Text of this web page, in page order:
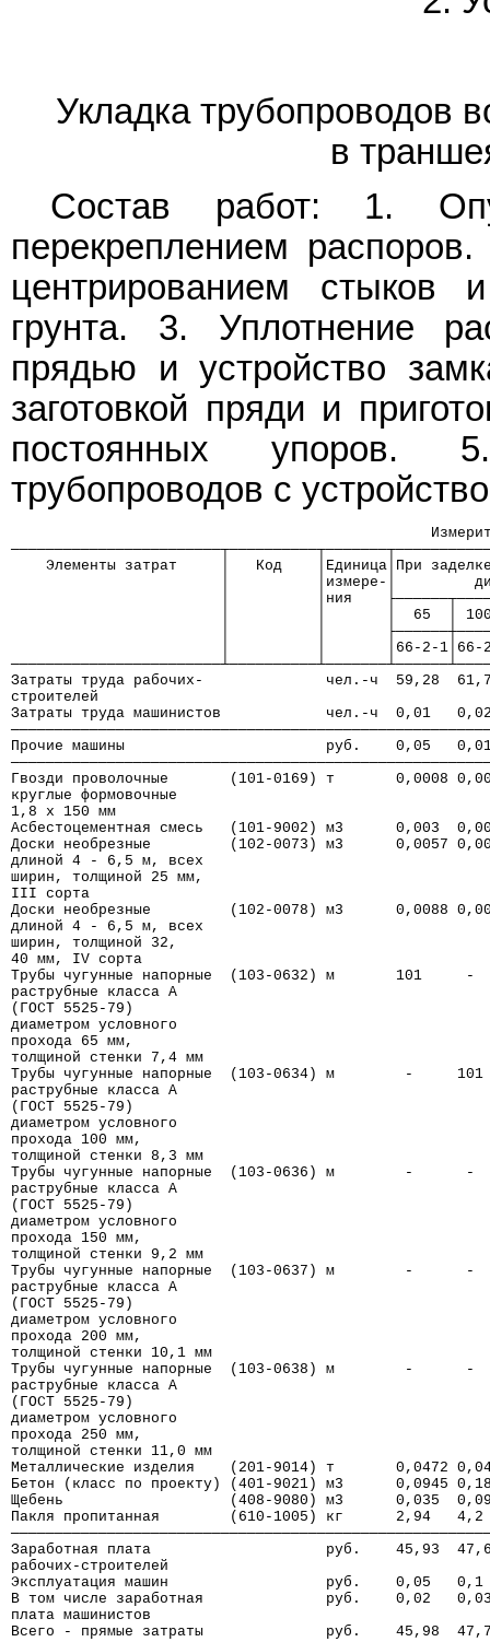
Укладка трубопроводов
в
Состав работ: 1.
перекреплением
центрированием стыков
грунта. 3. Уплотнение
прядью и устройство
заготовкой пряди и
постоянных упоров.
трубопроводов с
Элементы затрат     │   Код    │Единица│При
│          │измере-│
│          │ния
│          │       │  65  │
│          │
│          │       │66-2-
Затраты труда рабочих-              чел.-ч  59,28
строителей
Затраты труда машинистов            чел.-ч  0,01
Прочие машины                       руб.    0,05
Гвозди проволочные       (101-0169) т       0,0008
круглые формовочные
1,8 х 150 мм
Асбестоцементная смесь   (101-9002) м3      0,003
Доски необрезные         (102-0073) м3      0,0057
длиной 4 - 6,5 м, всех
ширин, толщиной 25 мм,
III сорта
Доски необрезные         (102-0078) м3      0,0088
длиной 4 - 6,5 м, всех
ширин, толщиной 32,
40 мм, IV сорта
Трубы чугунные напорные  (103-0632) м
раструбные класса А
(ГОСТ 5525-79)
диаметром условного
прохода 65 мм,
толщиной стенки 7,4 мм
Трубы чугунные напорные  (103-0634) м        -
раструбные класса А
(ГОСТ 5525-79)
диаметром условного
прохода 100 мм,
толщиной стенки 8,3 мм
Трубы чугунные напорные  (103-0636) м        -
раструбные класса А
(ГОСТ 5525-79)
диаметром условного
прохода 150 мм,
толщиной стенки 9,2 мм
Трубы чугунные напорные  (103-0637) м        -
раструбные класса А
(ГОСТ 5525-79)
диаметром условного
прохода 200 мм,
толщиной стенки 10,1 мм
Трубы чугунные напорные  (103-0638) м        -
раструбные класса А
(ГОСТ 5525-79)
диаметром условного
прохода 250 мм,
толщиной стенки 11,0 мм
Металлические изделия    (201-9014) т       0,0472
Бетон (класс по проекту) (401-9021) м3      0,0945
Щебень                   (408-9080) м3      0,035
Пакля пропитанная        (610-1005) кг      2,94
Заработная плата                    руб.    45,93
рабочих-строителей
Эксплуатация машин                  руб.    0,05
В том числе заработная              руб.    0,02
плата машинистов
Всего - прямые затраты              руб.    45,98